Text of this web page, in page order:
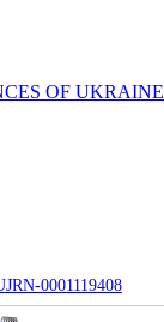
OF UKRAINE
0001119408